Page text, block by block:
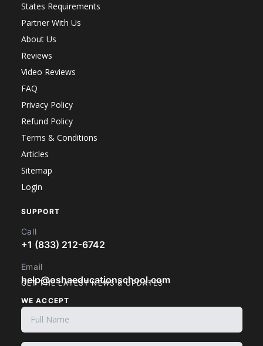
States Requirements
Partner With Us
About Us
Reviews
Video Reviews
FAQ
Privacy Policy
Refund Policy
Terms & Conditions
Articles
Sitemap
Login
SUPPORT
Call
+1 (833) 212-6742
Email
help@oshaeducationschool.com
WE ACCEPT
GET THE LATEST NEWS & UPDATES